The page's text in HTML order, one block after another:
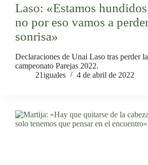
Laso: «Estamos
no por eso vamos a
sonrisa»
Declaraciones de Unai Laso tras perder
campeonato Parejas 2022.
21iguales
4 de abril de 2022